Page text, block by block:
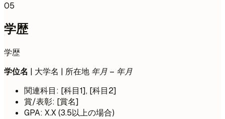
05
学歴
学歴
学位名 | 大学名 | 所在地 年月 – 年月
関連科目: [科目1], [科目2]
賞/表彰: [賞名]
GPA: X.X (3.5以上の場合)